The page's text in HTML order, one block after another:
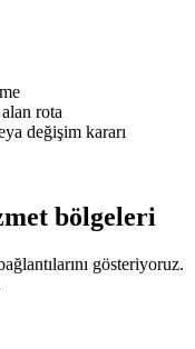
rota
değişim kararı
bölgeleri
gösteriyoruz.